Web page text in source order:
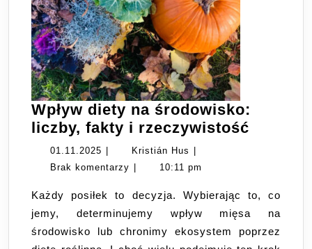
Wpływ diety na środowisko:
liczby, fakty i rzeczywistość
liczby,
fakty
i
01.11.2025 01.11.2025Kristián Hus Kristián
Hus
Brak komentarzy
10:11 pm
Każdy posiłek to decyzja. Wybierając to, co
jemy, determinujemy wpływ mięsa na
środowisko lub chronimy ekosystem poprzez